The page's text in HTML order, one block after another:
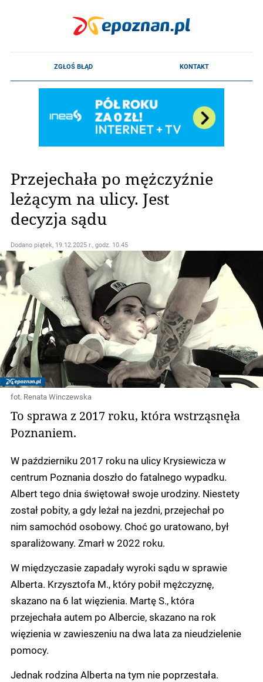
Przejechała po mężczyźnie
leżącym na ulicy. Jest
decyzja sądu
Dodano piątek, 19.12.2025 r., godz. 10.45
fot. Renata Winczewska
To sprawa z 2017 roku, która wstrząsnęła
Poznaniem.
W październiku 2017 roku na ulicy Krysiewicza w
centrum Poznania doszło do fatalnego wypadku.
Albert tego dnia świętował swoje urodziny. Niestety
został pobity, a gdy leżał na jezdni, przejechał po
nim samochód osobowy. Choć go uratowano, był
sparaliżowany. Zmarł w 2022 roku.
W międzyczasie zapadały wyroki sądu w sprawie
Alberta. Krzysztofa M., który pobił mężczyznę,
skazano na 6 lat więzienia. Martę S., która
przejechała autem po Albercie, skazano na rok
więzienia w zawieszeniu na dwa lata za nieudzielenie
pomocy.
Jednak rodzina Alberta na tym nie poprzestała.